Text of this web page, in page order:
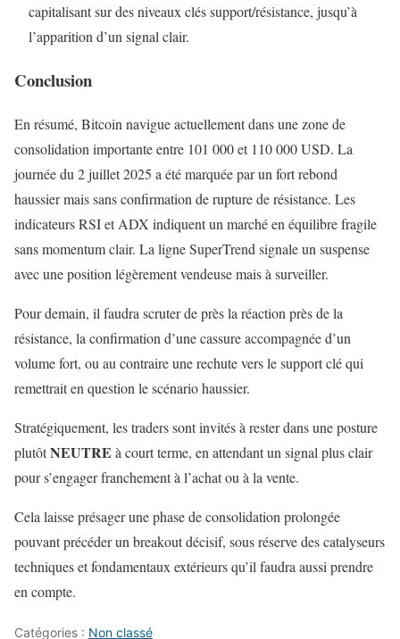
capitalisant sur des niveaux clés support/résistance, jusqu’à
l’apparition d’un signal clair.
Conclusion
En résumé, Bitcoin navigue actuellement dans une zone de
consolidation importante entre 101 000 et 110 000 USD. La
journée du 2 juillet 2025 a été marquée par un fort rebond
haussier mais sans confirmation de rupture de résistance. Les
indicateurs RSI et ADX indiquent un marché en équilibre fragile
sans momentum clair. La ligne SuperTrend signale un suspense
avec une position légèrement vendeuse mais à surveiller.
Pour demain, il faudra scruter de près la réaction près de la
résistance, la confirmation d’une cassure accompagnée d’un
volume fort, ou au contraire une rechute vers le support clé qui
remettrait en question le scénario haussier.
Stratégiquement, les traders sont invités à rester dans une posture
plutôtNEUTRE à court terme, en attendant un signal plus clair
pour s’engager franchement à l’achat ou à la vente.
Cela laisse présager une phase de consolidation prolongée
pouvant précéder un breakout décisif, sous réserve des catalyseurs
techniques et fondamentaux extérieurs qu’il faudra aussi prendre
en compte.
Catégories : Non classé